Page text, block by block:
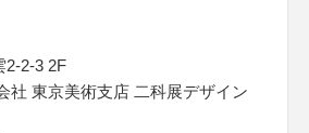
2-2-3 2F
社 東京美術支店 二科展デザイン